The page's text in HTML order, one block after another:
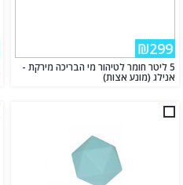
₪299
5 ליטר חומר לטיהור מי הבריכה מירקת -
אנילג (מונע אצות)